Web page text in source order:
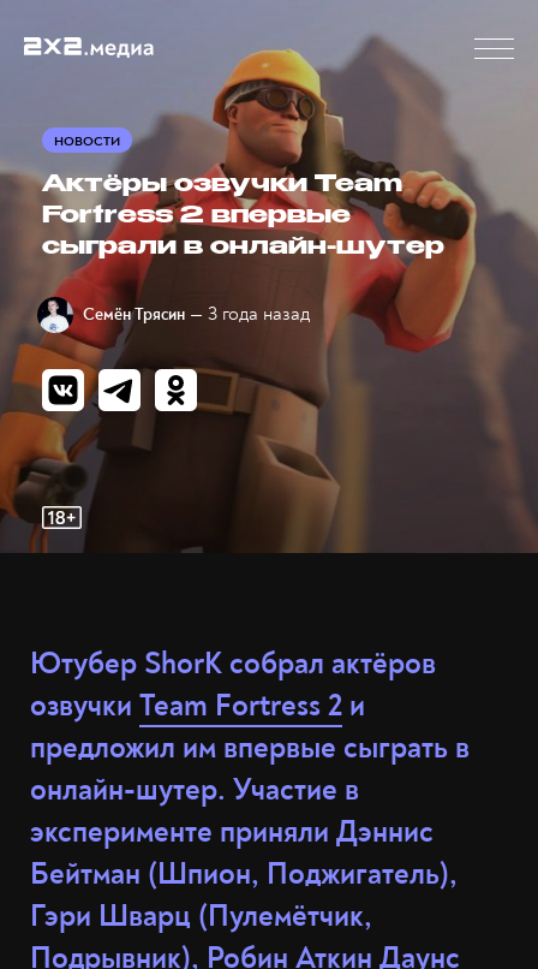
НОВОСТИ
Актёры озвучки Team
Fortress 2 впервые
сыграли в онлайн-шутер
Семён Трясин — 3 года назад
Ютубер ShorK собрал актёров
озвучки Team Fortress 2 и
предложил им впервые сыграть в
онлайн-шутер. Участие в
эксперименте приняли Дэннис
Бейтман (Шпион, Поджигатель),
Гэри Шварц (Пулемётчик,
Подрывник), Робин Аткин Даунс